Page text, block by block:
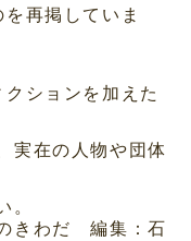
再掲していま
ションを加えた
実在の人物や団体
きわだ 編集：石